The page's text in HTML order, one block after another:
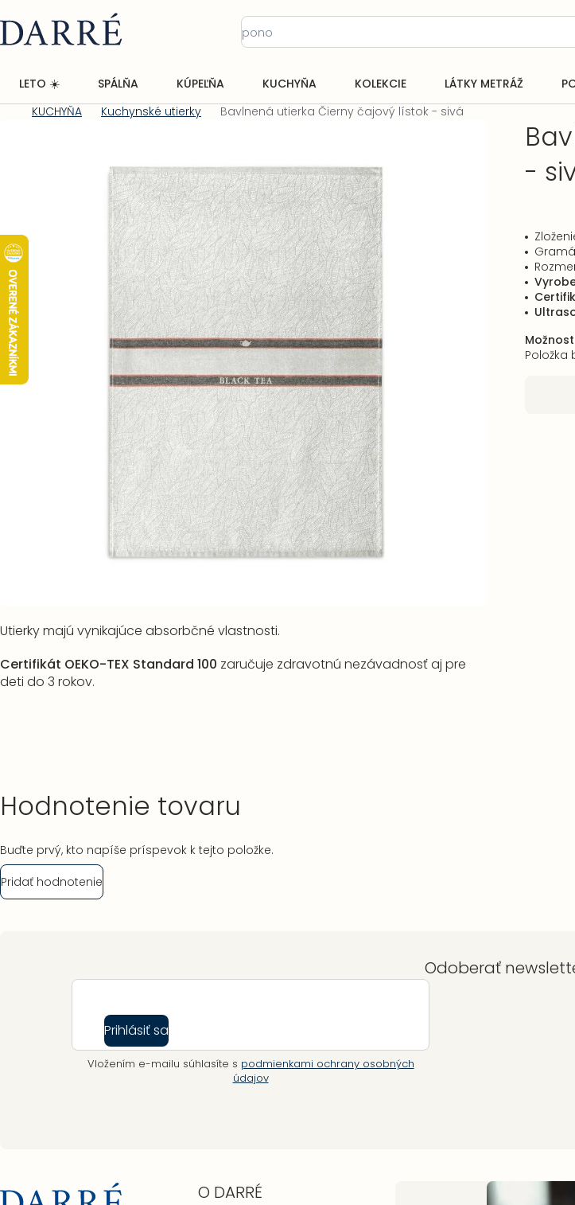
na
obsah
LETO ☀️ SPÁLŇA KÚPEĽŇA KUCHYŇA KOLEKCIE LÁTKY METRÁŽ
KUCHYŇA Kuchynské utierky Bavlnená utierka Čierny čajový lístok - sivá
Utierky majú vynikajúce absorbčné vlastnosti.
Certifikát OEKO-TEX Standard 100 zaručuje zdravotnú nezávadnosť aj pre
deti do 3 rokov.
-
produktu
0,0
Položka
Hodnotenie tovaru
Buďte prvý, kto napíše príspevok k tejto položke.
Pridať hodnotenie
Odoberať
Prihlásiť sa
Vložením e-mailu súhlasíte s podmienkami ochrany osobných
údajov
O DARRÉ